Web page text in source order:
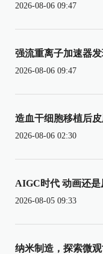
2026-08-06 09:47
强流重离子加速器
2026-08-06 09:47
造血干细胞移植后
2026-08-06 02:30
AIGC时代 动画还
2026-08-05 09:33
纳米制造，探索微